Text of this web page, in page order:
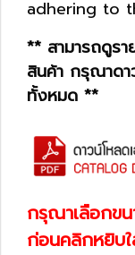
adhering to
** สามารถดูรา
สินค้า กรุณาดา
ทั้งหมด **
กรุณาเลือกข
ก่อนคลิกหยิบใ